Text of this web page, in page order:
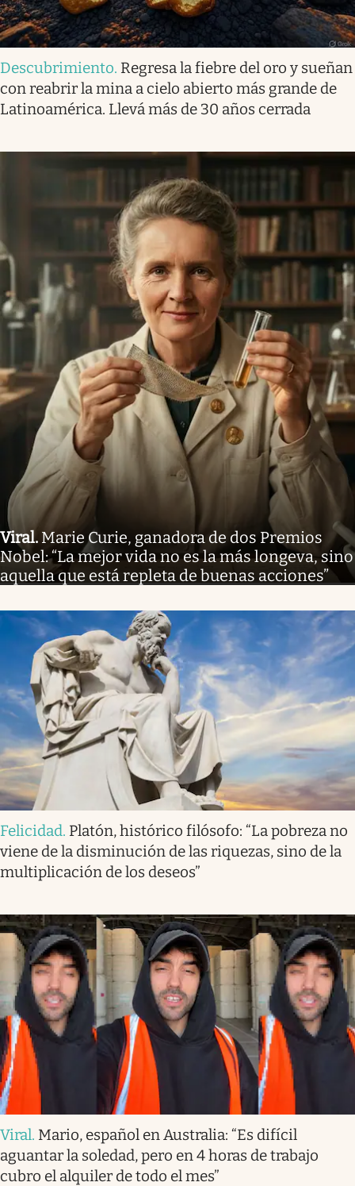
Descubrimiento. Regresa la fiebre del oro y sueñan
con reabrir la mina a cielo abierto más grande de
Latinoamérica. Llevá más de 30 años cerrada
Viral. Marie Curie, ganadora de dos Premios
Nobel: “La mejor vida no es la más longeva, sino
aquella que está repleta de buenas acciones”
Felicidad. Platón, histórico filósofo: “La pobreza no
viene de la disminución de las riquezas, sino de la
multiplicación de los deseos”
Viral. Mario, español en Australia: “Es difícil
aguantar la soledad, pero en 4 horas de trabajo
cubro el alquiler de todo el mes”